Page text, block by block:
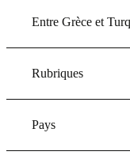
Entre Grèce et
Rubriques
Pays